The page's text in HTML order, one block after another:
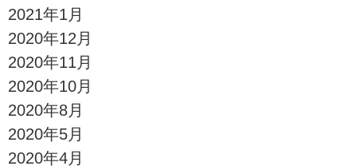
2021年1月
2020年12月
2020年11月
2020年10月
2020年8月
2020年5月
2020年4月